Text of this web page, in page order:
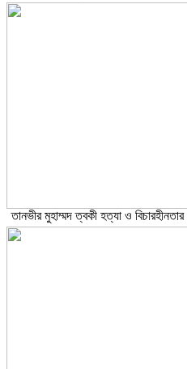
তানভীর মুহাম্মদ ত্বকী হত্যা ও